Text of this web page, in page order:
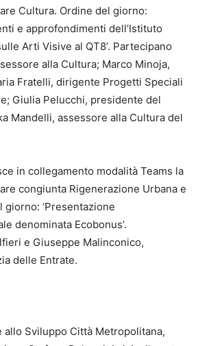
Cultura. Ordine del giorno:
e approfondimenti dell’Istituto
Arti Visive al QT8’. Partecipano
alla Cultura; Marco Minoja,
Fratelli, dirigente Progetti Speciali
Giulia Pelucchi, presidente del
Mandelli, assessore alla Cultura del
in collegamento modalità Teams la
congiunta Rigenerazione Urbana e
giorno: ‘Presentazione
denominata Ecobonus’.
e Giuseppe Malinconico,
delle Entrate.
allo Sviluppo Città Metropolitana,